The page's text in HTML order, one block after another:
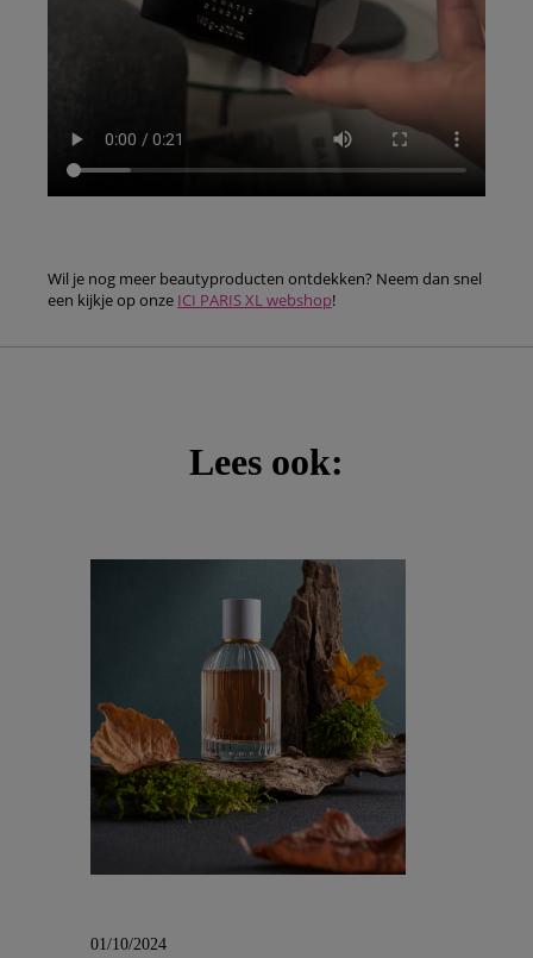
Wil je nog meer beautyproducten ontdekken? Neem dan snel
een kijkje op onze ICI PARIS XL webshop!
Lees ook:
01/10/2024